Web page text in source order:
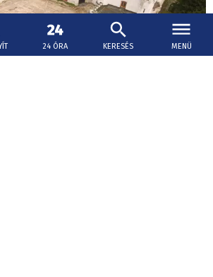
24 ÓRA KERESÉS MENÜ